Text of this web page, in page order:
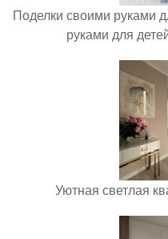
Поделки своими руками
руками для
Уютная светлая